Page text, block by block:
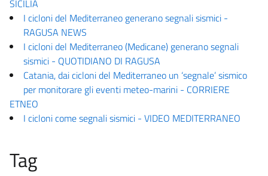
SICILIA
I cicloni del Mediterraneo generano segnali sismici -
RAGUSA NEWS
I cicloni del Mediterraneo (Medicane) generano segnali
sismici - QUOTIDIANO DI RAGUSA
Catania, dai cicloni del Mediterraneo un ‘segnale’ sismico
per monitorare gli eventi meteo-marini - CORRIERE
ETNEO
I cicloni come segnali sismici - VIDEO MEDITERRANEO
Tag